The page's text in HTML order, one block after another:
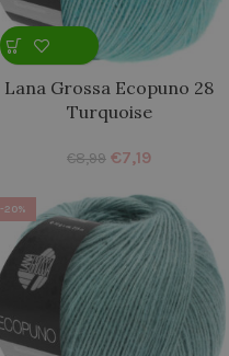
Lana Grossa Ecopuno 28
Turquoise
€8,99 €7,19
-20%